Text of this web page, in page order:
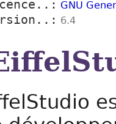
GNU
6.4